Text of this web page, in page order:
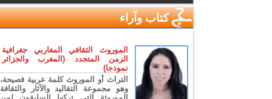
كتاب وآراء
الموروث الثقافي المغاربي جغرافية
الزمن المتجدد (المغرب والجزائر
نموذجا)
التراث أو الموروث كلمة عربية فصيحة،
وهو مجموعة التقاليد والآثار والثقافة